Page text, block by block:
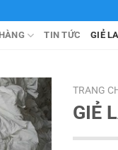
TIN TỨC GIẺ
TRANG
GIẺ